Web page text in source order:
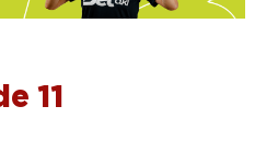
11